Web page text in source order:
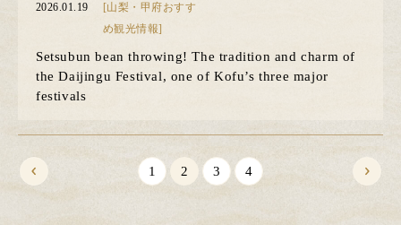
2026.01.19
[山梨・甲府おすす
め観光情報]
Setsubun bean throwing! The tradition and charm of
the Daijingu Festival, one of Kofu’s three major
festivals
1 2 3 4